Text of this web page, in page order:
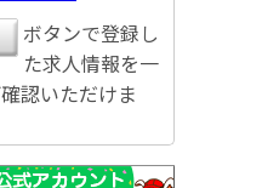
ボタンで登録し
た求人情報を一
認いただけま